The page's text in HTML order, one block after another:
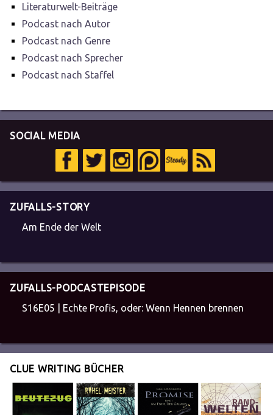
Literaturwelt-Beiträge
Podcast nach Autor
Podcast nach Genre
Podcast nach Sprecher
Podcast nach Staffel
SOCIAL MEDIA
ZUFALLS-STORY
Am Ende der Welt
ZUFALLS-PODCASTEPISODE
S16E05 | Echte Profis, oder: Wenn Hennen brennen
CLUE WRITING BÜCHER